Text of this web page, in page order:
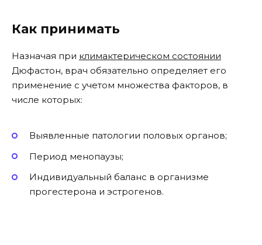
Как принимать
Назначая при климактерическом состоянии
Дюфастон, врач обязательно определяет его
применение с учетом множества факторов, в
числе которых:
Выявленные патологии половых органов;
Период менопаузы;
Индивидуальный баланс в организме
прогестерона и эстрогенов.